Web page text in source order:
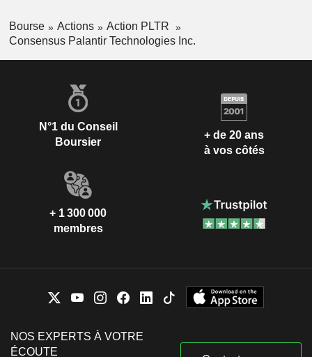
Bourse Actions
Action PLTR
Consensus Palantir Technologies Inc.
N°1 du Conseil
Boursier
+ de 20 ans
à vos côtés
+ 1 300 000
membres
NOS EXPERTS À VOTRE
ÉCOUTE